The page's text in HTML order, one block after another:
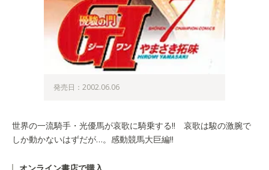
発売日：2002.06.06
世界の一流騎手・光優馬が哀歌に騎乗する!! 哀歌は駿の激腕で
しか動かないはずだが…。感動競馬大巨編!!